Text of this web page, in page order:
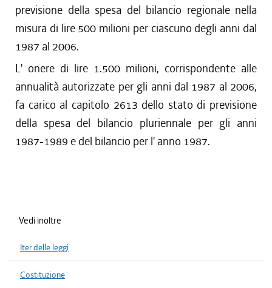
previsione della spesa del bilancio regionale nella
misura di lire 500 milioni per ciascuno degli anni dal
1987 al 2006.
L' onere di lire 1.500 milioni, corrispondente alle
annualità autorizzate per gli anni dal 1987 al 2006,
fa carico al capitolo 2613 dello stato di previsione
della spesa del bilancio pluriennale per gli anni
1987-1989 e del bilancio per l' anno 1987.
Vedi inoltre
Iter delle leggi
Costituzione